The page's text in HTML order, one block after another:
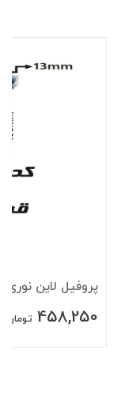
پروفیل لاین نوری
458,250 تومان